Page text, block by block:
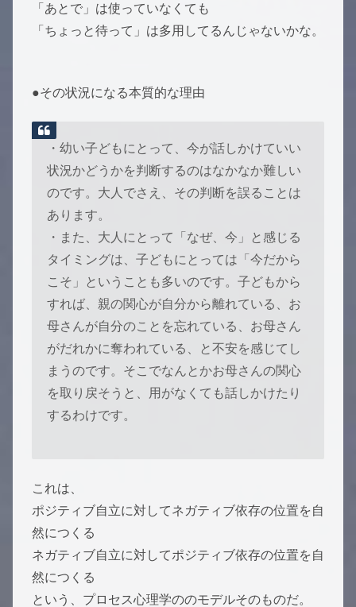
「あとで」は使っていなくても
「ちょっと待って」は多用してるんじゃないかな。
●その状況になる本質的な理由
・幼い子どもにとって、今が話しかけていい
状況かどうかを判断するのはなかなか難しい
のです。大人でさえ、その判断を誤ることは
あります。
・また、大人にとって「なぜ、今」と感じる
タイミングは、子どもにとっては「今だから
こそ」ということも多いのです。子どもから
すれば、親の関心が自分から離れている、お
母さんが自分のことを忘れている、お母さん
がだれかに奪われている、と不安を感じてし
まうのです。そこでなんとかお母さんの関心
を取り戻そうと、用がなくても話しかけたり
するわけです。
これは、
ポジティブ自立に対してネガティブ依存の位置を自
然につくる
ネガティブ自立に対してポジティブ依存の位置を自
然につくる
という、プロセス心理学ののモデルそのものだ。